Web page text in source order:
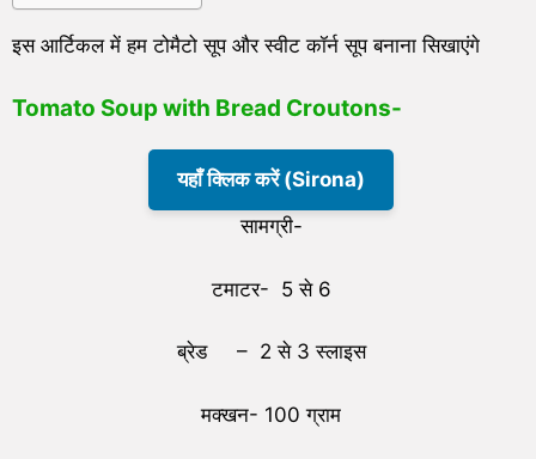
इस आर्टिकल में हम टोमैटो सूप और स्वीट कॉर्न सूप बनाना सिखाएंगे
Tomato Soup with Bread Croutons-
यहाँ क्लिक करें (Sirona)
सामग्री-
टमाटर- 5 से 6
ब्रेड – 2 से 3 स्लाइस
मक्खन- 100 ग्राम